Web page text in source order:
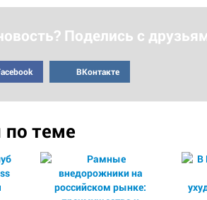
Поделись с
ВКонтакте
теме